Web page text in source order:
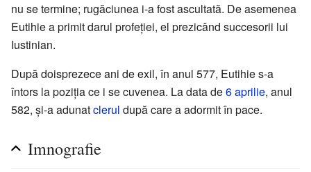
nu se termine; rugăciunea i-a fost ascultată. De asemenea
Eutihie a primit darul profeției, el prezicând succesorii lui
Iustinian.
După doisprezece ani de exil, în anul 577, Eutihie s-a
întors la poziția ce i se cuvenea. La data de6 aprilie, anul
582, și-a adunatclerul după care a adormit în pace.
Imnografie